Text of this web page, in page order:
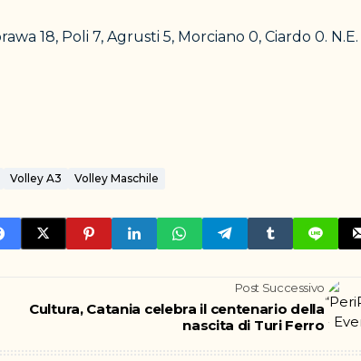
18, Poli 7, Agrusti 5, Morciano 0, Ciardo 0. N.E.
Volley A3 Volley Maschile
Post Successivo
Cultura, Catania celebra il centenario della
nascita di Turi Ferro